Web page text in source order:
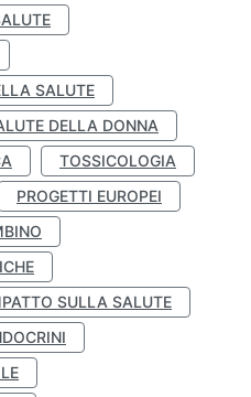
SALUTE
DELLA DONNA
TOSSICOLOGIA
PROGETTI EUROPEI
SULLA SALUTE